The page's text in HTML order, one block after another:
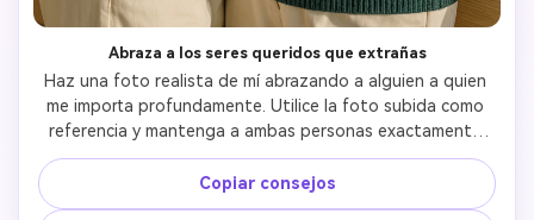
Abraza a los seres queridos que extrañas
Haz una foto realista de mí abrazando a alguien a quien
me importa profundamente. Utilice la foto subida como
referencia y mantenga a ambas personas exactamente
idénticas. Un abrazo debe ser emocional, reconfortante y
sincero. Contacto físico natural, posturas relajadas,
expresiones faciales suaves. Estilo realista con luz natural
Copiar consejos